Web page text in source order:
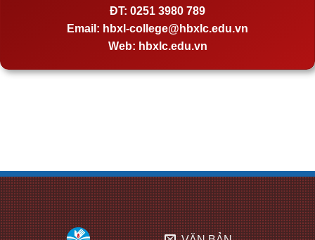
ĐT: 0251 3980 789
Email: hbxl-college@hbxlc.edu.vn
Web: hbxlc.edu.vn